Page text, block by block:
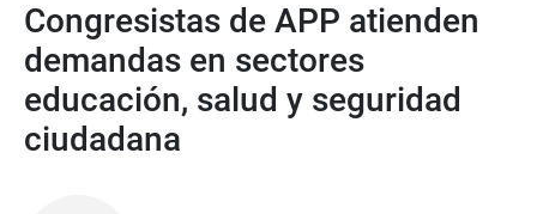
Congresistas de APP atienden
demandas en sectores
educación, salud y seguridad
ciudadana